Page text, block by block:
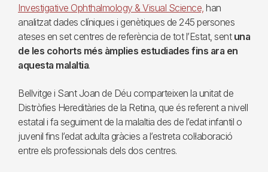
Investigative Ophthalmology & Visual Science, han
analitzat dades clíniques i genètiques de 245 persones
ateses en set centres de referència de tot l’Estat, sent una
de les cohorts més àmplies estudiades fins ara en
aquesta malaltia.
Bellvitge i Sant Joan de Déu comparteixen la unitat de
Distròfies Hereditàries de la Retina, que és referent a nivell
estatal i fa seguiment de la malaltia des de l’edat infantil o
juvenil fins l’edat adulta gràcies a l’estreta col·laboració
entre els professionals dels dos centres.